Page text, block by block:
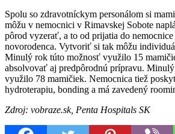
Spolu so zdravotníckym personálom si
môžu v nemocnici v Rimavskej Sobote
pôrod vyzerať, a to od prijatia do
novorodenca. Vytvoriť si tak môžu
Minulý rok túto možnosť využilo 15
absolvovať aj predpôrodnú prípravu.
využilo 78 mamičiek. Nemocnica tiež
hydroterapiu, bonding a má zavedený
Zdroj: vobraze.sk, Penta Hospitals SK